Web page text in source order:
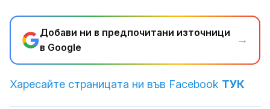
Добави ни в предпочитани източници
в Google
→
Харесайте страницата ни във Facebook ТУК